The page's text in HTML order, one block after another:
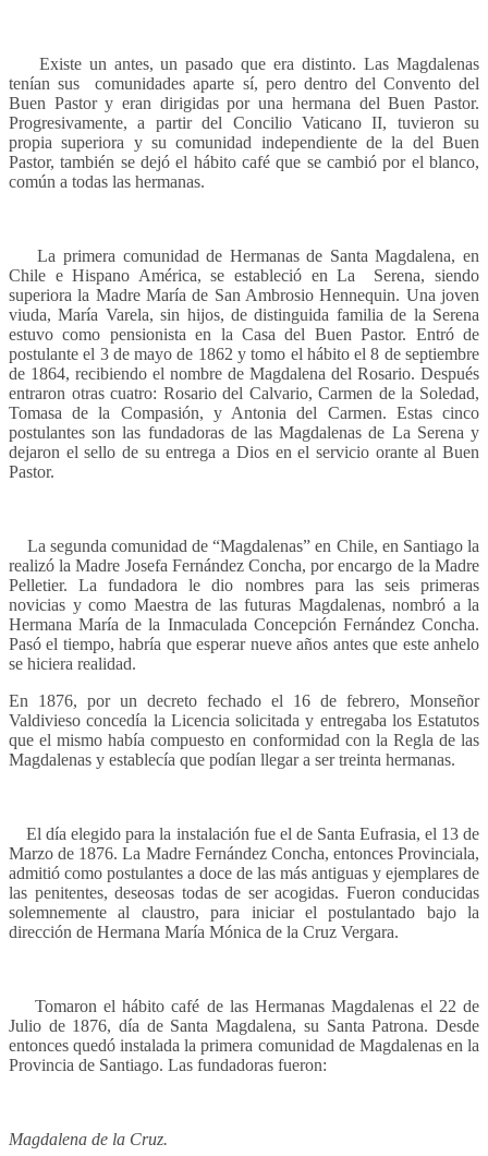
Existe un antes, un pasado que era distinto. Las Magdalenas
tenían sus comunidades aparte sí, pero dentro del Convento del
Buen Pastor y eran dirigidas por una hermana del Buen Pastor.
Progresivamente, a partir del Concilio Vaticano II, tuvieron su
propia superiora y su comunidad independiente de la del Buen
Pastor, también se dejó el hábito café que se cambió por el blanco,
común a todas las hermanas.
La primera comunidad de Hermanas de Santa Magdalena, en
Chile e Hispano América, se estableció en La Serena, siendo
superiora la Madre María de San Ambrosio Hennequin. Una joven
viuda, María Varela, sin hijos, de distinguida familia de la Serena
estuvo como pensionista en la Casa del Buen Pastor. Entró de
postulante el 3 de mayo de 1862 y tomo el hábito el 8 de septiembre
de 1864, recibiendo el nombre de Magdalena del Rosario. Después
entraron otras cuatro: Rosario del Calvario, Carmen de la Soledad,
Tomasa de la Compasión, y Antonia del Carmen. Estas cinco
postulantes son las fundadoras de las Magdalenas de La Serena y
dejaron el sello de su entrega a Dios en el servicio orante al Buen
Pastor.
La segunda comunidad de “Magdalenas” en Chile, en Santiago la
realizó la Madre Josefa Fernández Concha, por encargo de la Madre
Pelletier. La fundadora le dio nombres para las seis primeras
novicias y como Maestra de las futuras Magdalenas, nombró a la
Hermana María de la Inmaculada Concepción Fernández Concha.
Pasó el tiempo, habría que esperar nueve años antes que este anhelo
se hiciera realidad.
En 1876, por un decreto fechado el 16 de febrero, Monseñor
Valdivieso concedía la Licencia solicitada y entregaba los Estatutos
que el mismo había compuesto en conformidad con la Regla de las
Magdalenas y establecía que podían llegar a ser treinta hermanas.
El día elegido para la instalación fue el de Santa Eufrasia, el 13 de
Marzo de 1876. La Madre Fernández Concha, entonces Provinciala,
admitió como postulantes a doce de las más antiguas y ejemplares de
las penitentes, deseosas todas de ser acogidas. Fueron conducidas
solemnemente al claustro, para iniciar el postulantado bajo la
dirección de Hermana María Mónica de la Cruz Vergara.
Tomaron el hábito café de las Hermanas Magdalenas el 22 de
Julio de 1876, día de Santa Magdalena, su Santa Patrona. Desde
entonces quedó instalada la primera comunidad de Magdalenas en la
Provincia de Santiago. Las fundadoras fueron:
Magdalena de la Cruz.